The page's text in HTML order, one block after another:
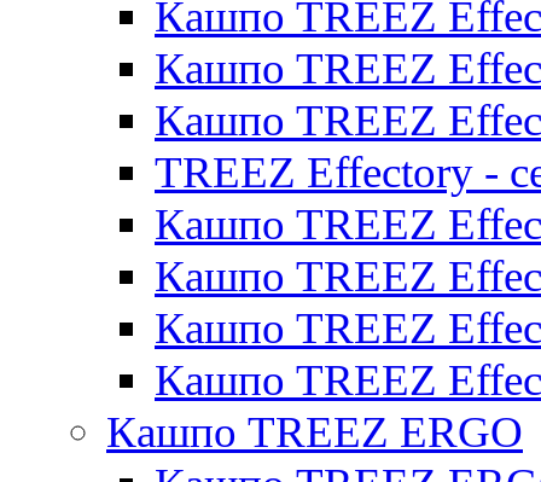
Кашпо TREEZ
Кашпо TREEZ
Кашпо TREEZ
TREEZ Effectory -
Кашпо TREEZ
Кашпо TREEZ
Кашпо TREEZ
Кашпо TREEZ
Кашпо TREEZ ERGO